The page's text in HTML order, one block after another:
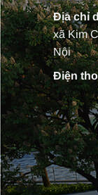
Địa chỉ
xã Kim
Nội
Điện